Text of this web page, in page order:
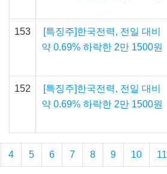
153
[특징주]한국전력, 전일 대비
약 0.69% 하락한 2만 1500원
152
[특징주]한국전력, 전일 대비
약 0.69% 하락한 2만 1500원
4 5 6 7 8 9 10 11